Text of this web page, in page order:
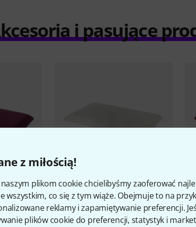
z miłością!
naszym plikom cookie chcielibyśmy zaoferować
wszystkim, co się z tym wiąże. Obejmuje to na
reklamy i zapamiętywanie preferencji.
plików cookie do preferencji, statystyk i
i pasujące
4
IDEALNE POŁĄCZENIE
ThomannKB-47 Upholstered